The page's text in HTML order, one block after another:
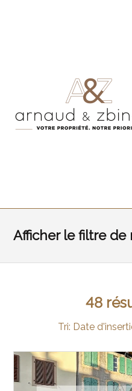
Afficher le filtre de
48
Tri: Date